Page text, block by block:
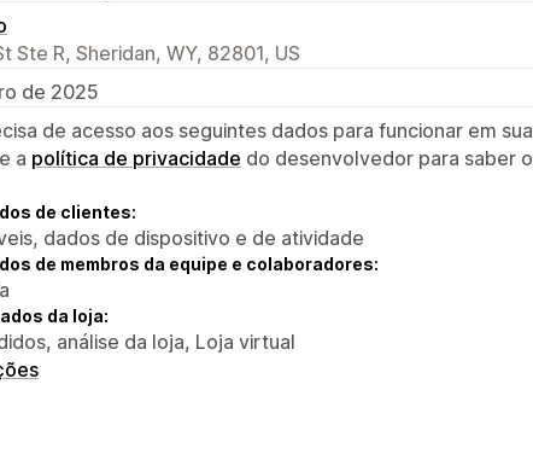
Ste R, Sheridan, WY, 82801, US
de 2025
de acesso aos seguintes dados para funcionar em sua
a política de privacidade do desenvolvedor para saber o
de clientes:
dados de dispositivo e de atividade
de membros da equipe e colaboradores:
da loja:
análise da loja, Loja virtual